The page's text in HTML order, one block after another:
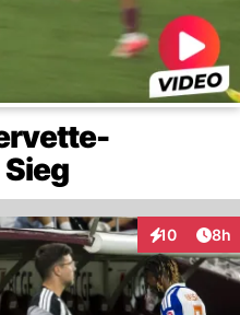
10
Interaktionen
8h